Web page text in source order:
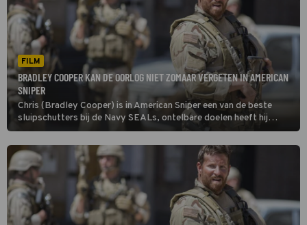
FILM
BRADLEY COOPER KAN DE OORLOG NIET ZOMAAR VERGETEN IN AMERICAN
SNIPER
Chris (Bradley Cooper) is in American Sniper een van de beste
sluipschutters bij de Navy SEALs, ontelbare doelen heeft hij
uitgeschakeld. Na talloze missies mag hij naar huis om even rustig
bij te komen.